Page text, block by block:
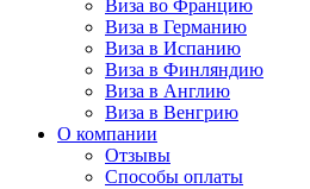
Виза во Францию
Виза в Германию
Виза в Испанию
Виза в Финляндию
Виза в Англию
Виза в Венгрию
О компании
Отзывы
Способы оплаты